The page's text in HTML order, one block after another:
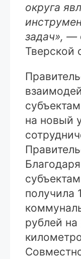
округа
задач», —
Тверской
на новый
получила
рублей